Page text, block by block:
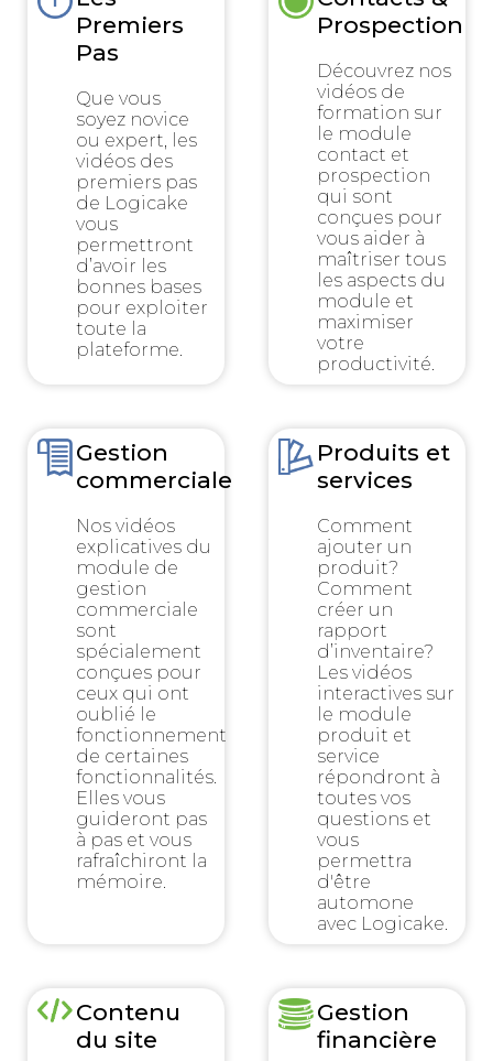
Premiers
Pas
Que vous
soyez novice
ou expert, les
vidéos des
premiers pas
de Logicake
vous
permettront
d’avoir les
bonnes bases
pour exploiter
toute la
plateforme.
Prospection
Découvrez nos
vidéos de
formation sur
le module
contact et
prospection
qui sont
conçues pour
vous aider à
maîtriser tous
les aspects du
module et
maximiser
votre
productivité.
Gestion
commerciale
Nos vidéos
explicatives du
module de
gestion
commerciale
sont
spécialement
conçues pour
ceux qui ont
oublié le
fonctionnement
de certaines
fonctionnalités.
Elles vous
guideront pas
à pas et vous
rafraîchiront la
mémoire.
Produits et
services
Comment
ajouter un
produit?
Comment
créer un
rapport
d’inventaire?
Les vidéos
interactives sur
le module
produit et
service
répondront à
toutes vos
questions et
vous
permettra
d'être
automone
avec Logicake.
Contenu
du site
Gestion
financière